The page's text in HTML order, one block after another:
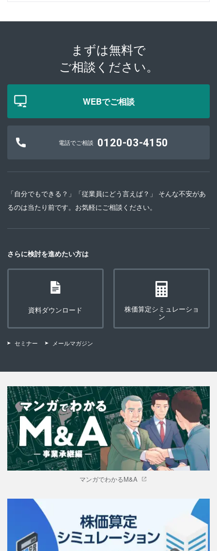
まずは無料で
ご相談ください。
WEBでご相談
電話でご相談 0120-03-4150
「自分でもできる？」「従業員にどう言えば？」 そんな不安があ
るのは当たり前です。お気軽にご相談ください。
さらに検討を進めたい方は
資料ダウンロード
株価算定シミュレーショ
ン
セミナー メールマガジン
マンガでわかるM&A